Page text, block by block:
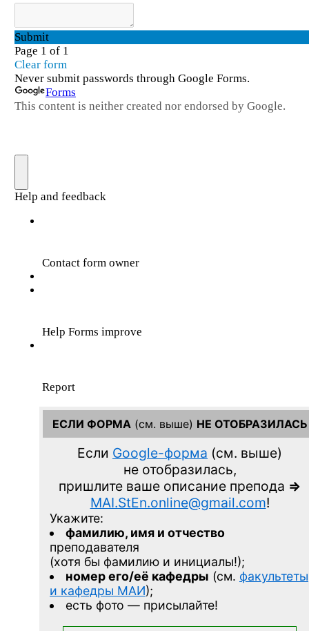
ЕСЛИ ФОРМА (см. выше) НЕ ОТОБРАЗИЛАСЬ
Если Google-форма (см. выше)
не отобразилась,
пришлите ваше описание препода =>
MAI.StEn.online@gmail.com!
Укажите:
фамилию, имя и отчество
преподавателя
(хотя бы фамилию и инициалы!);
номер его/её кафедры (см. факультеты
и кафедры МАИ);
есть фото — присылайте!